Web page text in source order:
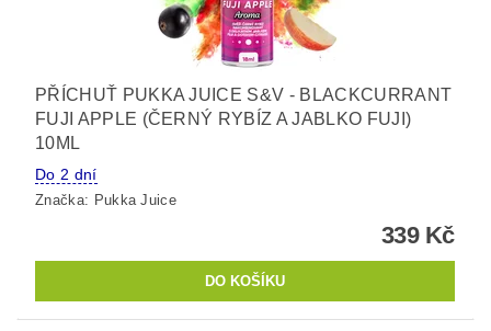
PŘÍCHUŤ PUKKA JUICE S&V - BLACKCURRANT
FUJI APPLE (ČERNÝ RYBÍZ A JABLKO FUJI)
10ML
Do 2 dní
Značka: Pukka Juice
339 Kč